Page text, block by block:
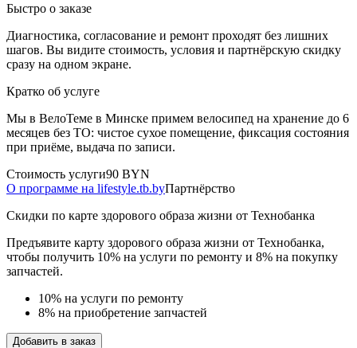
Быстро о заказе
Диагностика, согласование и ремонт проходят без лишних
шагов. Вы видите стоимость, условия и партнёрскую скидку
сразу на одном экране.
Кратко об услуге
Мы в ВелоТеме в Минске примем велосипед на хранение до 6
месяцев без ТО: чистое сухое помещение, фиксация состояния
при приёме, выдача по записи.
Стоимость услуги90 BYN
О программе на lifestyle.tb.byПартнёрство
Скидки по карте здорового образа жизни от Технобанка
Предъявите карту здорового образа жизни от Технобанка,
чтобы получить 10% на услуги по ремонту и 8% на покупку
запчастей.
10% на услуги по ремонту
8% на приобретение запчастей
Добавить в заказ